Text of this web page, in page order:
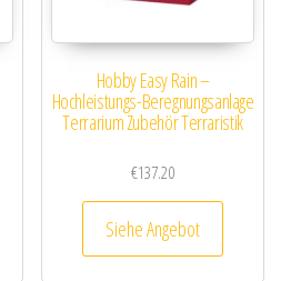
Hobby Easy Rain –
Hochleistungs-Beregnungsanlage
Terrarium Zubehör Terraristik
€137.20
Siehe Angebot